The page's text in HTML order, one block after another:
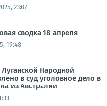
23:07
сводка 18 апреля
19:48
Народной
в суд уголовное дело в
из Австралии